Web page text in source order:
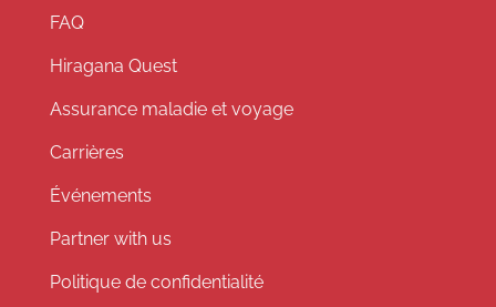
FAQ
Hiragana Quest
Assurance maladie et voyage
Carrières
Événements
Partner with us
Politique de confidentialité